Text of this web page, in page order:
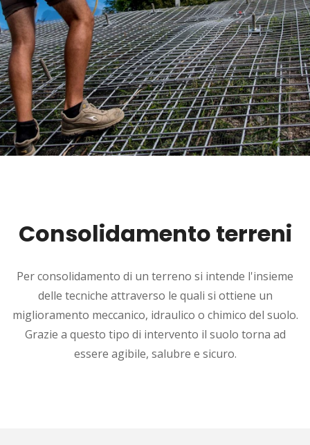
Consolidamento terreni
Per consolidamento di un terreno si intende l'insieme
delle tecniche attraverso le quali si ottiene un
miglioramento meccanico, idraulico o chimico del suolo.
Grazie a questo tipo di intervento il suolo torna ad
essere agibile, salubre e sicuro.